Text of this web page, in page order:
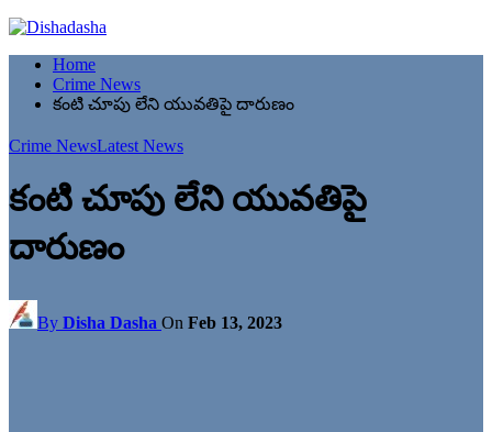
Home
Crime News
కంటి చూపు లేని యువతిపై దారుణం
Crime NewsLatest News
కంటి చూపు లేని యువతిపై
దారుణం
By Disha Dasha On Feb 13, 2023